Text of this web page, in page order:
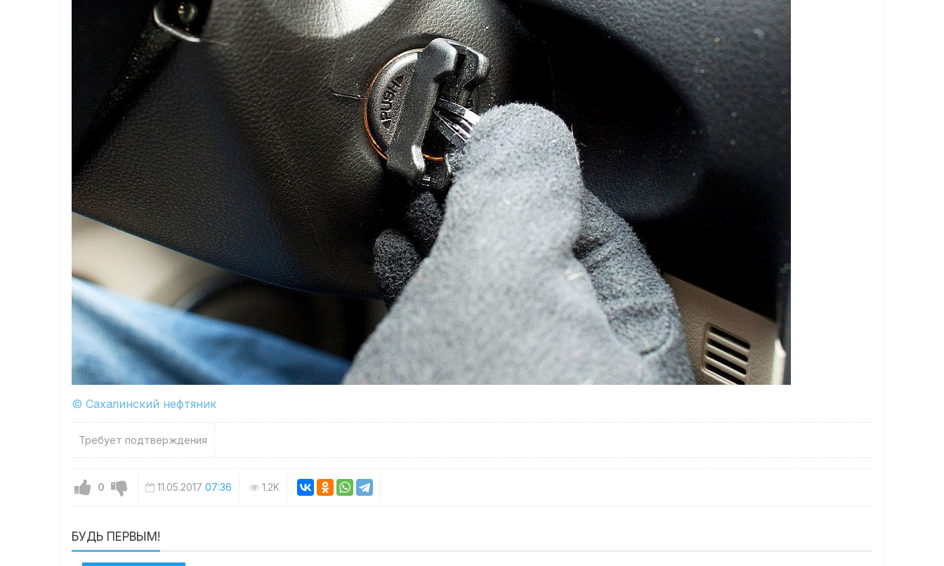
© Сахалинский нефтяник
Требует подтверждения
0 11.05.2017 07:36 1.2K
БУДЬ ПЕРВЫМ!